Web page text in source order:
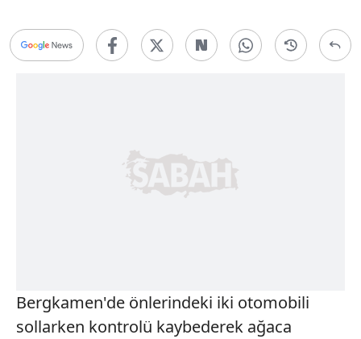
Bergkamen'de önlerindeki iki otomobili
sollarken kontrolü kaybederek ağaca